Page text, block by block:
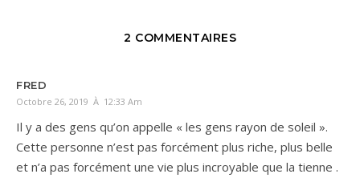
2 COMMENTAIRES
FRED
Octobre 26, 2019 À 12:33 Am
Il y a des gens qu’on appelle « les gens rayon de soleil ».
Cette personne n’est pas forcément plus riche, plus belle
et n’a pas forcément une vie plus incroyable que la tienne .